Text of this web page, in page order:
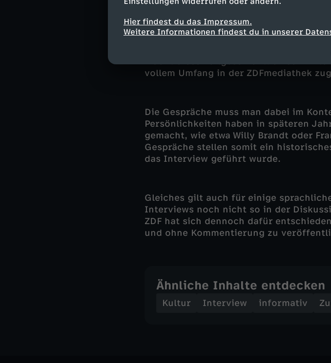
Hier findest du das Impressum.
Weitere Informationen findest du in unserer
Die Sendereihe "Zur
Dieses historische Interview stammt
mit Günter Gaus, die zwischen 1963
macht diese zeitgeschichtlich sehr
vollem Umfang in der ZDFmediathek
Die Gespräche muss man dabei im
Persönlichkeiten haben in späteren
gemacht, wie etwa Willy Brandt oder
Gespräche stellen somit ein
das Interview geführt wurde.
Gleiches gilt auch für einige
Interviews noch nicht so in der
ZDF hat sich dennoch dafür
und ohne Kommentierung zu
Ähnliche Inhalte entdecken
Kultur Interview informativ